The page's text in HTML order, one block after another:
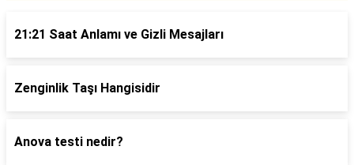
21:21 Saat Anlamı ve Gizli Mesajları
Zenginlik Taşı Hangisidir
Anova testi nedir?